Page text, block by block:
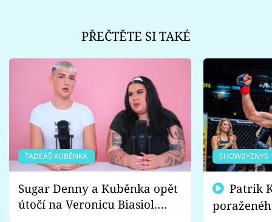
PŘEČTĚTE SI TAKÉ
TADEÁŠ KUBĚNKA
Sugar Denny a Kuběnka opět
útočí na Veronicu Biasiol.
SHOWBYZNYS